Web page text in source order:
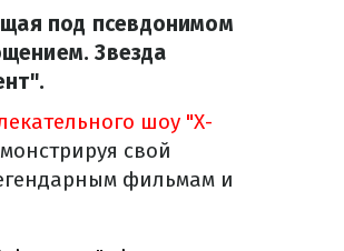
под псевдонимом
Звезда
шоу "Х-
свой
фильмам и